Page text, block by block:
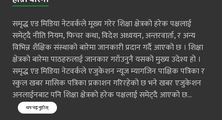
समृद्ध एड मिडिया नेटवर्कले मूख्य गरेर शिक्षा क्षेत्रको हरेक पक्षलाई
समेट्दै नीति नियम, फिचर कथा, विदेश अध्ययन, अन्तरवार्ता, र अन्य
विभिन्न शैक्षिक संस्थाको बारेमा जानकारी प्रदान गर्दै आएको छ । शिक्षा
क्षेत्रको बारेमा पाठहरुलाई जानकार गराँउनुनै यसको मुख्य उदेश्य हो ।
समृद्ध एड मिडिया नेटवर्कले एजुकेशन न्यूज म्यागजिन पाक्षिक पत्रिका र
स्कुल खबर मासिक पत्रिका प्रकाशन गरिरहेको छ भने खबर एजुकेशन
अनलाईनबाट पनि शिक्षा क्षेत्रको हरेक पक्षलाई समेट्दै आएको छ...
थप पढ्नुहोस्